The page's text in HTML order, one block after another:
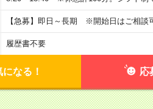
【急募】即日～長期 ※開始日はご相
履歴書不要
になる！ 応